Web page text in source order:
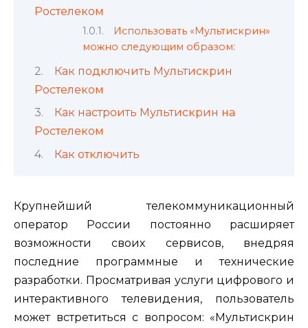
Ростелеком
Использовать «Мультискрин»
можно следующим образом:
Как подключить Мультискрин
Ростелеком
Как настроить Мультискрин на
Ростелеком
Как отключить
Крупнейший телекоммуникационный
оператор России постоянно расширяет
возможности своих сервисов, внедряя
последние программные и технические
разработки. Просматривая услуги цифрового и
интерактивного телевидения, пользователь
может встретиться с вопросом: «Мультискрин